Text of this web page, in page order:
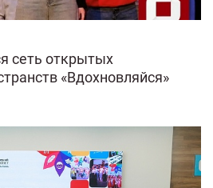
сеть открытых
«Вдохновляйся»